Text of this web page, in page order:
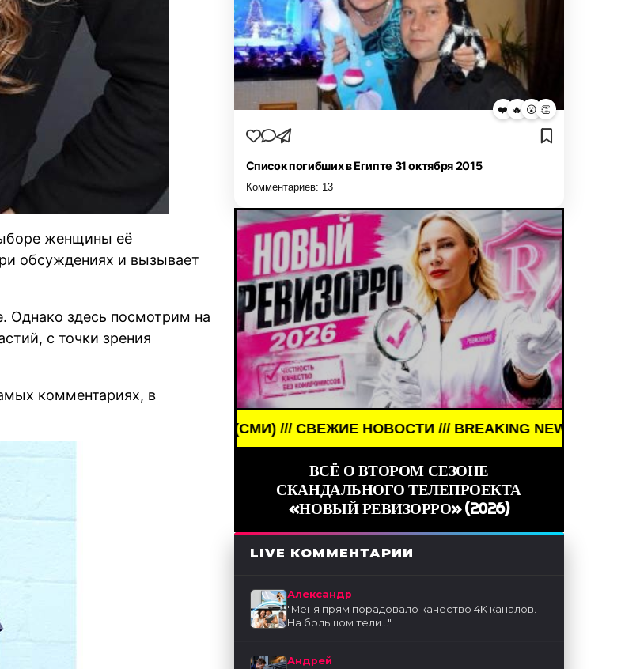
женщины её
обсуждениях и вызывает
Однако здесь посмотрим на
с точки зрения
комментариях, в
❤️ 🔥 😮 👏
Список погибших в Египте 31 октября 2015
Комментариев: 13
/// НОВОСТИ (СМИ) /// СВЕЖИЕ НОВОСТИ /// BREAKING NEWS /// НОВОСТИ (СМИ) ///
ВСЁ О ВТОРОМ СЕЗОНЕ
СКАНДАЛЬНОГО ТЕЛЕПРОЕКТА
«НОВЫЙ РЕВИЗОРРО» (2026)
LIVE КОММЕНТАРИИ
Александр
"Меня прям порадовало качество 4K каналов.
На большом тели..."
Андрей